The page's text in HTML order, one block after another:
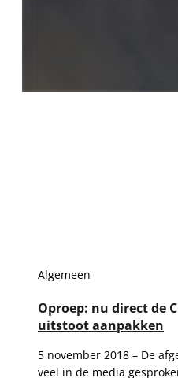
Algemeen
Oproep: nu direct de
uitstoot aanpakken
5 november 2018 – De
veel in de media